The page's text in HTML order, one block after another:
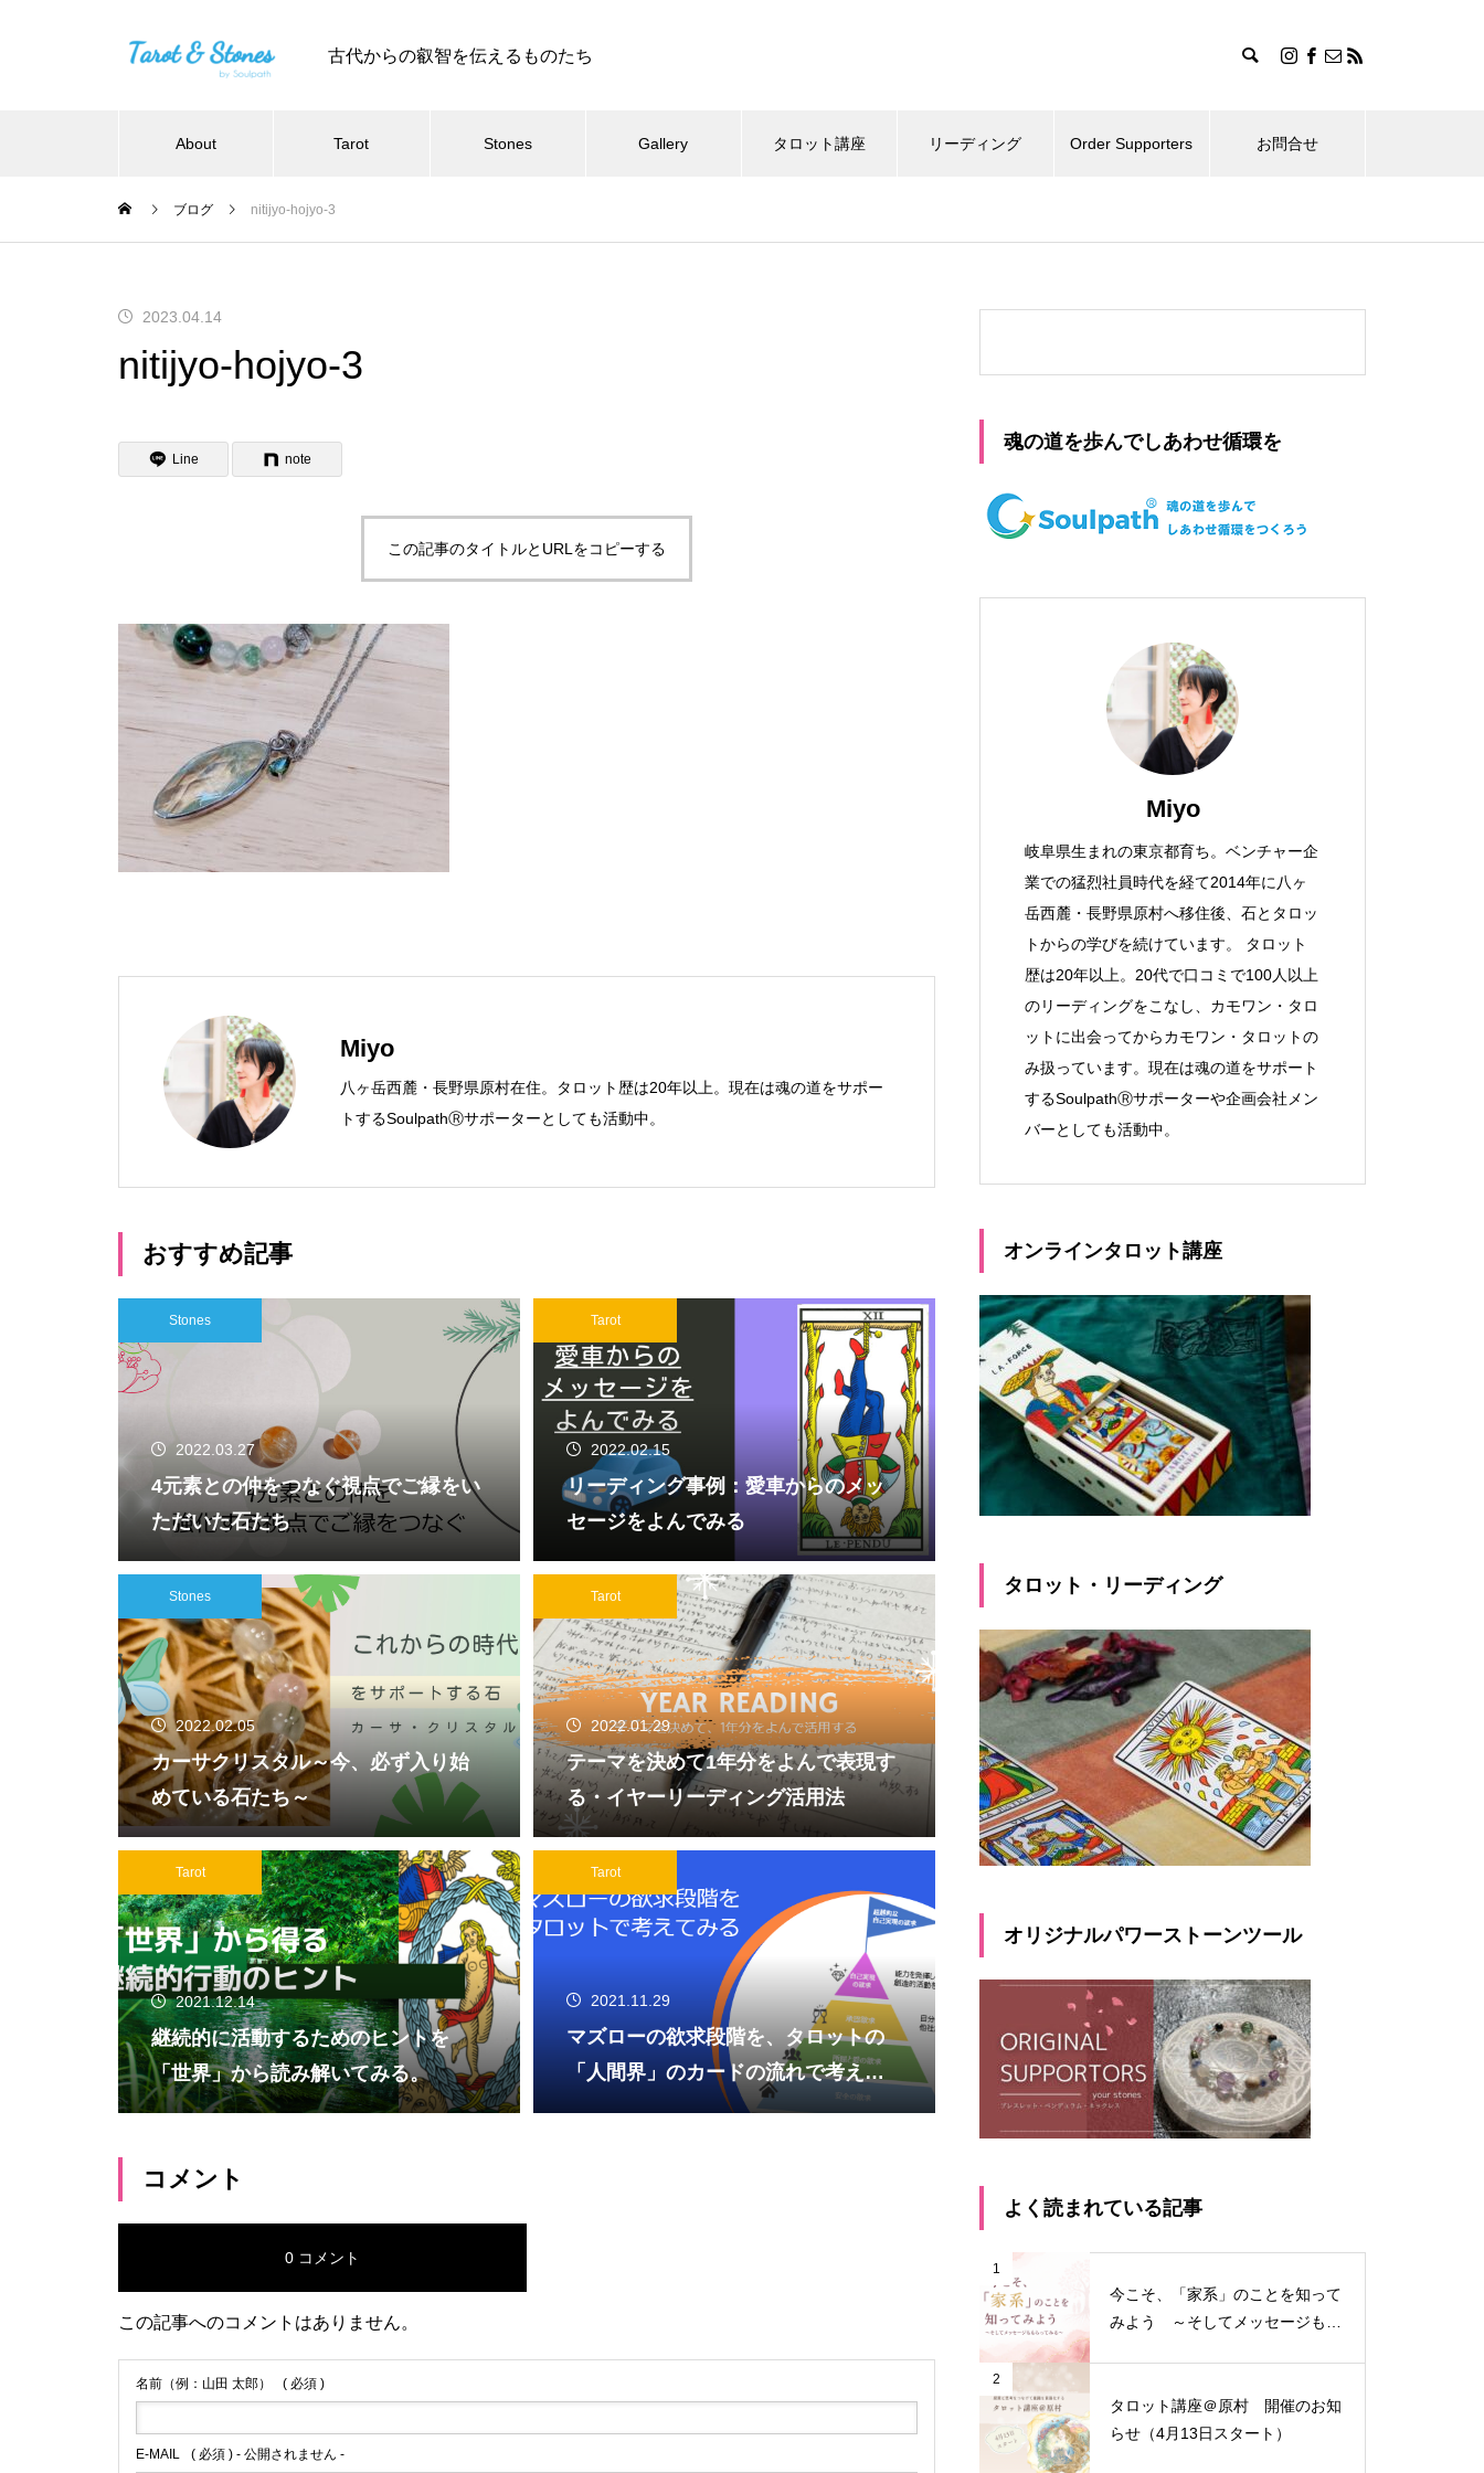
古代からの叡智を伝えるものたち
About Tarot Stones Gallery タロット講座 リーディング Order Supporters お問合せ
ブログ nitijyo-hojyo-3
2023.04.14
nitijyo-hojyo-3
Line note
この記事のタイトルとURLをコピーする
Miyo
八ヶ岳西麓・長野県原村在住。タロット歴は20年以上。現在は魂の道をサポー
トするSoulpathⓇサポーターとしても活動中。
おすすめ記事
Stones
2022.03.27
4元素との仲をつなぐ視点でご縁をい
ただいた石たち
Tarot
2022.02.15
リーディング事例：愛車からのメッ
セージをよんでみる
Stones
2022.02.05
カーサクリスタル～今、必ず入り始
めている石たち～
Tarot
2022.01.29
テーマを決めて1年分をよんで表現す
る・イヤーリーディング活用法
Tarot
2021.12.14
継続的に活動するためのヒントを
「世界」から読み解いてみる。
Tarot
2021.11.29
マズローの欲求段階を、タロットの
「人間界」のカードの流れで考えて
みる
コメント
0 コメント
この記事へのコメントはありません。
名前（例：山田 太郎） ( 必須 )
E-MAIL ( 必須 ) - 公開されません -
魂の道を歩んでしあわせ循環を
Miyo
岐阜県生まれの東京都育ち。ベンチャー企
業での猛烈社員時代を経て2014年に八ヶ
岳西麓・長野県原村へ移住後、石とタロッ
トからの学びを続けています。 タロット
歴は20年以上。20代で口コミで100人以上
のリーディングをこなし、カモワン・タロ
ットに出会ってからカモワン・タロットの
み扱っています。現在は魂の道をサポート
するSoulpathⓇサポーターや企画会社メン
バーとしても活動中。
オンラインタロット講座
タロット・リーディング
オリジナルパワーストーンツール
よく読まれている記事
1
今こそ、「家系」のことを知って
みよう ～そしてメッセージもも
2
タロット講座＠原村 開催のお知
らせ（4月13日スタート）